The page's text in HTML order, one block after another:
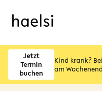
Jetzt
Termin
buchen
Kind krank?
am